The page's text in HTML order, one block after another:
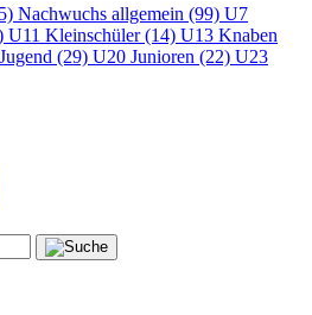
Nachwuchs allgemein (99) U7
U11 Kleinschüler (14) U13 Knaben
(29) U20 Junioren (22) U23